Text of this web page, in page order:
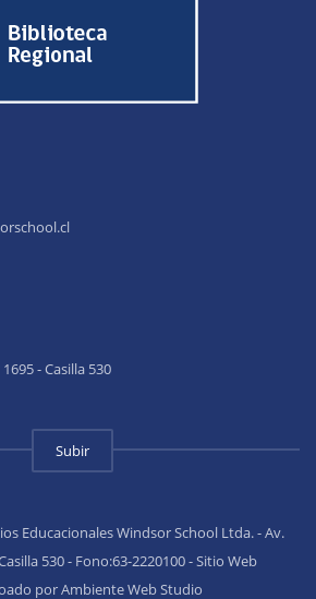
- Casilla 530
Subir
Educacionales Windsor School Ltda. - Av.
530 - Fono:63-2220100 - Sitio Web
por Ambiente Web Studio